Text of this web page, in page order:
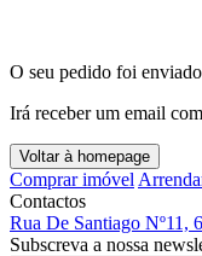
O seu pedido foi
Irá receber um email
Voltar à homepage
Comprar imóvel
Contactos
Rua De Santiago Nº11,
Subscreva a nossa